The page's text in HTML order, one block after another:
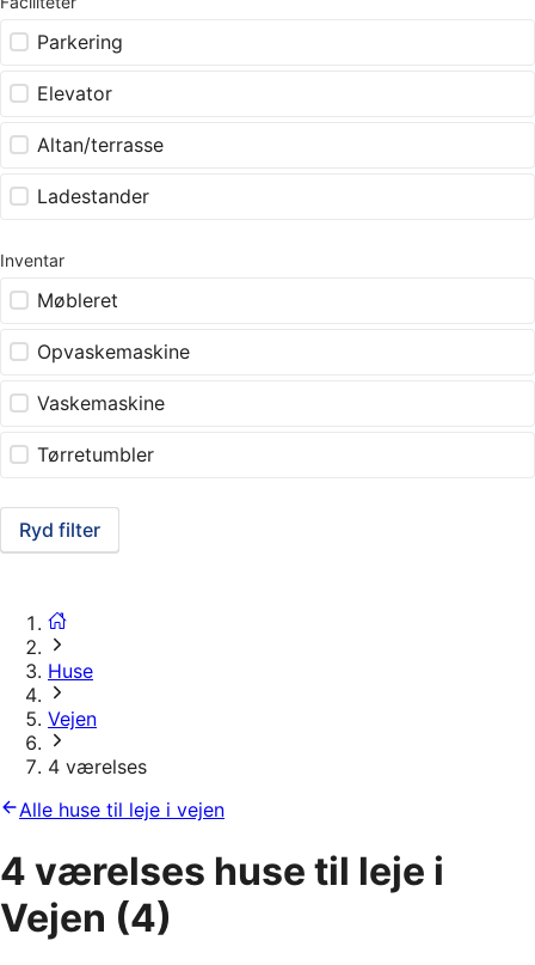
Parkering
Elevator
Altan/terrasse
Ladestander
Inventar
Møbleret
Opvaskemaskine
Vaskemaskine
Tørretumbler
Ryd filter
Huse
Vejen
4 værelses
Alle huse til leje i vejen
4 værelses huse til leje i
Vejen (4)